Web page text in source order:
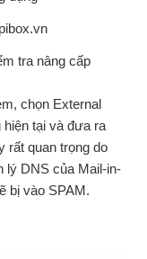
tra nâng cấp
chọn External
tại và đưa ra
rất quan trọng do
lý DNS của Mail-in-
bị vào SPAM.